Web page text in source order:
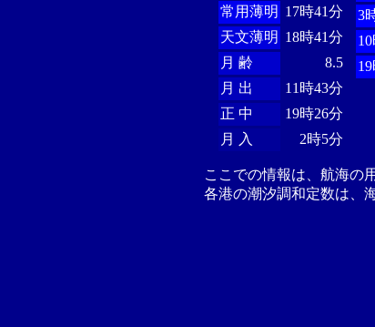
常用薄明 17時41分
天文薄明 18時41分
月 齢
8.5
月 出
11時43分
正 中
19時26分
月 入
2時5分
3
ここでの情報は、航海の
各港の潮汐調和定数は、